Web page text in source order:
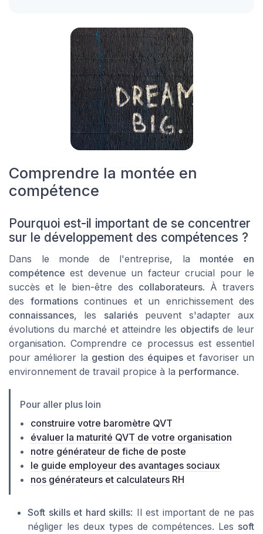
Comprendre la montée en
compétence
Pourquoi est-il important de se concentrer
sur le développement des compétences ?
Dans le monde de l'entreprise, la montée en
compétence est devenue un facteur crucial pour le
succès et le bien-être des collaborateurs. À travers
des formationscontinues et un enrichissement des
connaissances, les salariéspeuvent s'adapter aux
évolutions du marché et atteindre les objectifs de leur
organisation. Comprendre ce processus est essentiel
pour améliorer la gestion des équipeset favoriser un
environnement de travail propice à la performance.
Pour aller plus loin
construire votre baromètre QVT
évaluer la maturité QVT de votre organisation
notre générateur de fiche de poste
le guide employeur des avantages sociaux
nos générateurs et calculateurs RH
Soft skills et hard skills: Il est important de ne pas
négliger les deux types de compétences. Les soft